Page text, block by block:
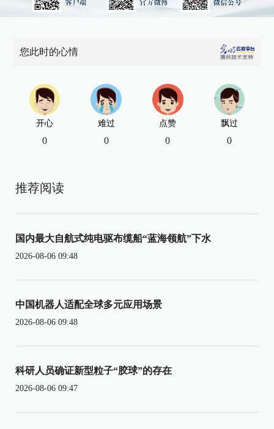
您此时的心情
开心
0
难过
0
点赞
0
飘过
0
推荐阅读
国内最大自航式纯电驱布缆船“蓝海领航”下水
2026-08-06 09:48
中国机器人适配全球多元应用场景
2026-08-06 09:48
科研人员确证新型粒子“胶球”的存在
2026-08-06 09:47